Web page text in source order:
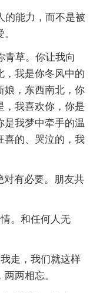
的能力，而不是被
青草。你让我向
，我是你冬风中的
娘，东西南北，你
，我喜欢你，你是
是我梦中牵手的温
喜的、哭泣的，我
对有必要。朋友共
。和任何人无
走，我们就这样
两相忘。